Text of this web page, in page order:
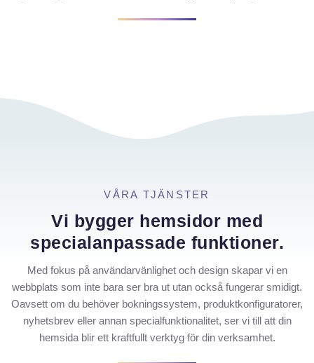
VÅRA TJÄNSTER
Vi bygger hemsidor med
specialanpassade funktioner.
Med fokus på användarvänlighet och design skapar vi en
webbplats som inte bara ser bra ut utan också fungerar smidigt.
Oavsett om du behöver bokningssystem, produktkonfiguratorer,
nyhetsbrev eller annan specialfunktionalitet, ser vi till att din
hemsida blir ett kraftfullt verktyg för din verksamhet.